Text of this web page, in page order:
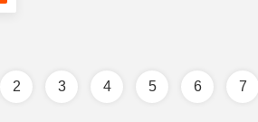
2 3 4 5 6 7